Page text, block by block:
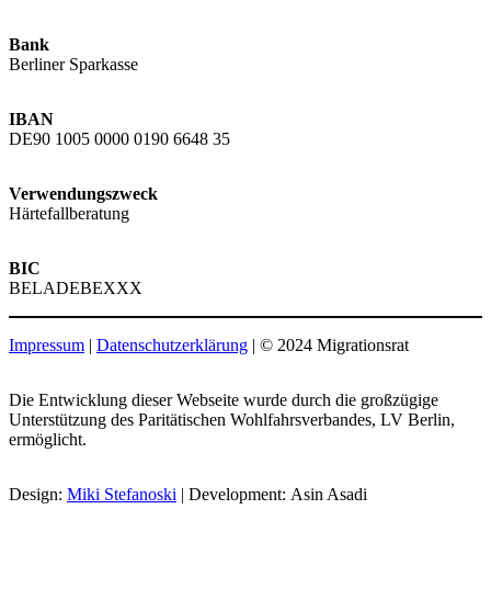
Bank
Berliner Sparkasse
IBAN
DE90 1005 0000 0190 6648 35
Verwendungszweck
Härtefallberatung
BIC
BELADEBEXXX
Impressum | Datenschutzerklärung | © 2024 Migrationsrat
Die Entwicklung dieser Webseite wurde durch die großzügige
Unterstützung des Paritätischen Wohlfahrsverbandes, LV Berlin,
ermöglicht.
Design: Miki Stefanoski | Development: Asin Asadi